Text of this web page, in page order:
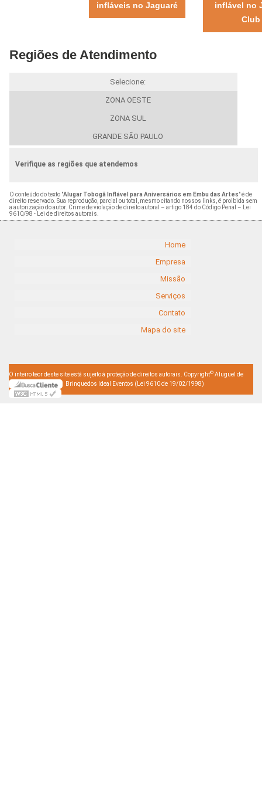
infláveis no Jaguaré
inflável no
Club
Regiões de Atendimento
Selecione:
ZONA OESTE
ZONA SUL
GRANDE SÃO PAULO
Verifique as regiões que atendemos
O conteúdo do texto "Alugar Tobogã Inflável para Aniversários em Embu das Artes" é de
direito reservado. Sua reprodução, parcial ou total, mesmo citando nossos links, é proibida sem
a autorização do autor. Crime de violação de direito autoral – artigo 184 do Código Penal – Lei
9610/98 - Lei de direitos autorais.
Home
Empresa
Missão
Serviços
Contato
Mapa do site
O inteiro teor deste site está sujeito à proteção de direitos autorais. Copyright© Aluguel de
Brinquedos Ideal Eventos (Lei 9610 de 19/02/1998)